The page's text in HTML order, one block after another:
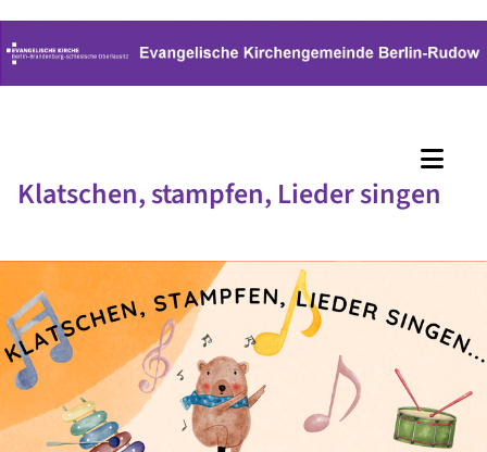
Klatschen, stampfen, Lieder singen